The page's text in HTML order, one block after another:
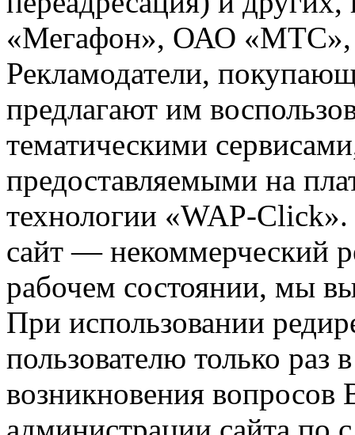
«Мегафон», ОАО «МТС»,
Рекламодатели,
предлагают им
тематическими
предоставляемыми на
технологии «WAP-
сайт — некоммерческий
рабочем состоянии, мы
При использовании
пользователю только раз
возникновения вопросов